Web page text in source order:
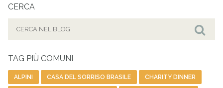
CERCA
TAG PIÙ COMUNI
ALPINI CASA DEL SORRISO BRASILE CHARITY DINNER